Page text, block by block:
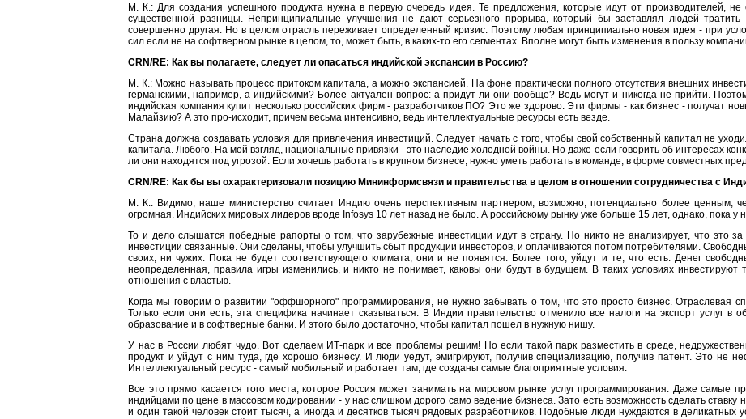
М. К.: Для создания успешного продукта нужна в первую очередь идея. Те предложения, которые идут от производителей,
существенной разницы. Непринципиальные улучшения не дают серьезного прорыва, который бы заставлял людей
совершенно другая. Но в целом отрасль переживает определенный кризис. Поэтому любая принципиально новая идея - при
сил если не на софтверном рынке в целом, то, может быть, в каких-то его сегментах. Вполне могут быть изменения в пользу
CRN/RE: Как вы полагаете, следует ли опасаться индийской экспансии в Россию?
М. К.: Можно называть процесс притоком капитала, а можно экспансией. На фоне практически полного отсутствия внешних
германскими, например, а индийскими? Более актуален вопрос: а придут ли они вообще? Ведь могут и никогда не прийти.
индийская компания купит несколько российских фирм - разработчиков ПО? Это же здорово. Эти фирмы - как бизнес - получат
Малайзию? А это про-исходит, причем весьма интенсивно, ведь интеллектуальные ресурсы есть везде.
Страна должна создавать условия для привлечения инвестиций. Следует начать с того, чтобы свой собственный капитал не
капитала. Любого. На мой взгляд, национальные привязки - это наследие холодной войны. Но даже если говорить об интересах
ли они находятся под угрозой. Если хочешь работать в крупном бизнесе, нужно уметь работать в команде, в форме совместных
CRN/RE: Как бы вы охарактеризовали позицию Мининформсвязи и правительства в целом в отношении сотрудничества с
М. К.: Видимо, наше министерство считает Индию очень перспективным партнером, возможно, потенциально более ценным,
огромная. Индийских мировых лидеров вроде Infosys 10 лет назад не было. А российскому рынку уже больше 15 лет, однако, пока у
То и дело слышатся победные рапорты о том, что зарубежные инвестиции идут в страну. Но никто не анализирует, что это
инвестиции связанные. Они сделаны, чтобы улучшить сбыт продукции инвесторов, и оплачиваются потом потребителями.
своих, ни чужих. Пока не будет соответствующего климата, они и не появятся. Более того, уйдут и те, что есть. Денег
неопределенная, правила игры изменились, и никто не понимает, каковы они будут в будущем. В таких условиях
отношения с властью.
Когда мы говорим о развитии "оффшорного" программирования, не нужно забывать о том, что это просто бизнес. Отраслевая
Только если они есть, эта специфика начинает сказываться. В Индии правительство отменило все налоги на экспорт услуг в
образование и в софтверные банки. И этого было достаточно, чтобы капитал пошел в нужную нишу.
У нас в России любят чудо. Вот сделаем ИТ-парк и все проблемы решим! Но если такой парк разместить в среде,
продукт и уйдут с ним туда, где хорошо бизнесу. И люди уедут, эмигрируют, получив специализацию, получив патент. Это не
Интеллектуальный ресурс - самый мобильный и работает там, где созданы самые благоприятные условия.
Все это прямо касается того места, которое Россия может занимать на мировом рынке услуг программирования. Даже самые
индийцами по цене в массовом кодировании - у нас слишком дорого само ведение бизнеса. Зато есть возможность сделать
и один такой человек стоит тысяч, а иногда и десятков тысяч рядовых разработчиков. Подобные люди нуждаются в деликатных